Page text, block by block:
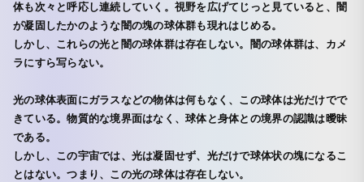
体も次々と呼応し連続していく。視野を広げてじっと見ていると、闇
が凝固したかのような闇の塊の球体群も現れはじめる。
しかし、これらの光と闇の球体群は存在しない。闇の球体群は、カメ
ラにすら写らない。
光の球体表面にガラスなどの物体は何もなく、この球体は光だけでで
きている。物質的な境界面はなく、球体と身体との境界の認識は曖昧
である。
しかし、この宇宙では、光は凝固せず、光だけで球体状の塊になるこ
とはない。つまり、この光の球体は存在しない。